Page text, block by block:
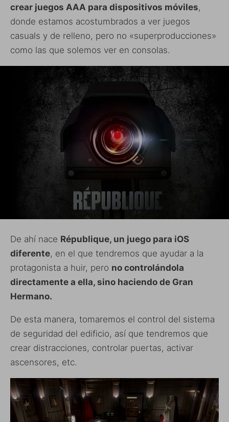
crear juegos AAA para dispositivos móviles,
donde estamos acostumbrados a ver juegos
casuals y de relleno, pero no «superproducciones»
como las que solemos ver en consolas.
De ahí nace République, un juego para iOS
diferente, en el que tendremos que ayudar a la
protagonista a huir, pero no controlándola
directamente a ella, sino haciendo de Gran
Hermano.
De esta manera, tomaremos el control del sistema
de seguridad del edificio, así que tendremos que
crear distracciones, controlar puertas, activar
ascensores, etc.